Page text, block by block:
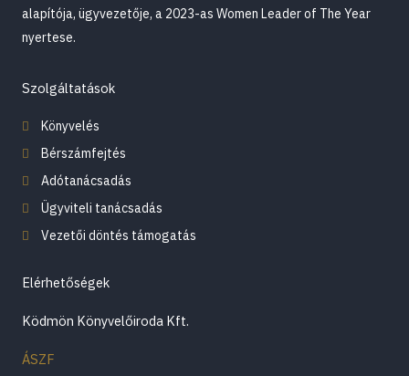
alapítója, ügyvezetője, a 2023-as Women Leader of The Year
nyertese.
Szolgáltatások
Könyvelés
Bérszámfejtés
Adótanácsadás
Ügyviteli tanácsadás
Vezetői döntés támogatás
Elérhetőségek
Ködmön Könyvelőiroda Kft.
ÁSZF